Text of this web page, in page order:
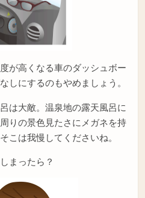
が高くなる車のダッシュボー
しにするのもやめましょう。
は大敵。温泉地の露天風呂に
りの景色見たさにメガネを持
こは我慢してくださいね。
まったら？